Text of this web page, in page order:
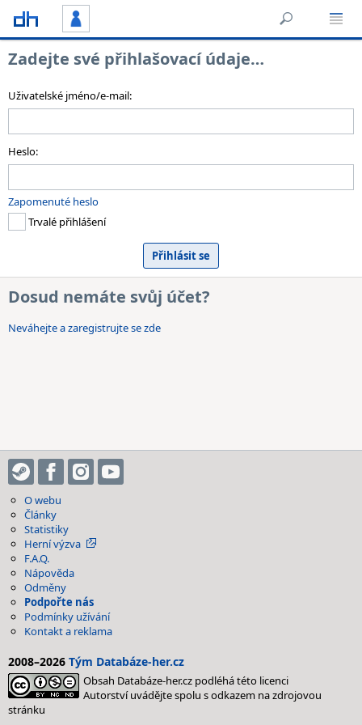
Zadejte své přihlašovací údaje…
Uživatelské jméno/e-mail:
Heslo:
Zapomenuté heslo
Trvalé přihlášení
Dosud nemáte svůj účet?
Neváhejte a zaregistrujte se zde
O webu
Články
Statistiky
Herní výzva
F.A.Q.
Nápověda
Odměny
Podpořte nás
Podmínky užívání
Kontakt a reklama
2008–2026 Tým Databáze-her.cz
Obsah Databáze-her.cz podléhá této licenci
Autorství uvádějte spolu s odkazem na zdrojovou
stránku